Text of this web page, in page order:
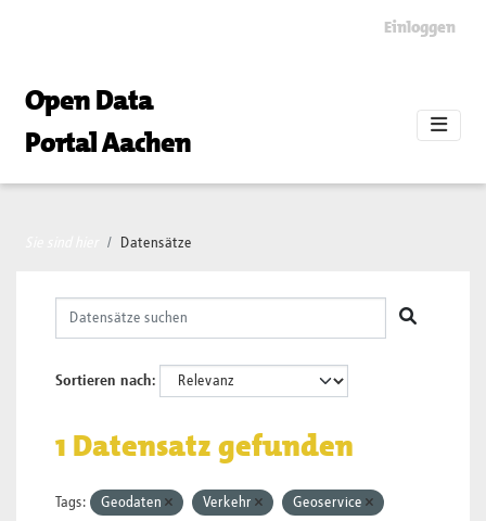
Einloggen
Open Data
Portal Aachen
Datensätze
Sortieren nach
1 Datensatz gefunden
Tags: Geodaten Verkehr Geoservice